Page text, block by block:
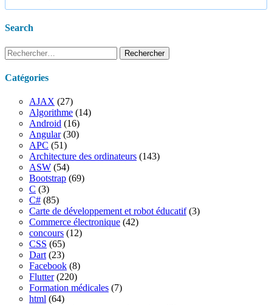
Search
Rechercher :
Catégories
AJAX (27)
Algorithme (14)
Android (16)
Angular(30)
APC (51)
Architecture des ordinateurs (143)
ASW (54)
Bootstrap (69)
C (3)
C# (85)
Carte de développement et robot éducatif(3)
Commerce électronique (42)
concours (12)
CSS (65)
Dart (23)
Facebook (8)
Flutter(220)
Formation médicales (7)
html (64)